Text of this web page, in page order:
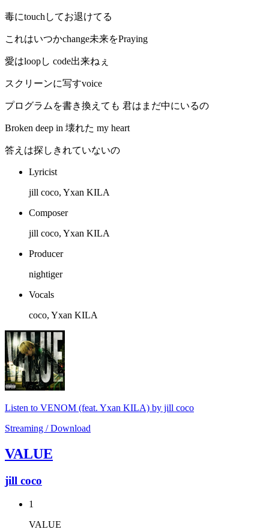
毒にtouchしてお退けてる
これはいつかchange未来をPraying
愛はloopし code出来ねぇ
スクリーンに写すvoice
プログラムを書き換えても 君はまだ中にいるの
Broken deep in 壊れた my heart
答えは探しきれていないの
Lyricist
jill coco, Yxan KILA
Composer
jill coco, Yxan KILA
Producer
nightiger
Vocals
coco, Yxan KILA
Listen to VENOM (feat. Yxan KILA) by jill coco
Streaming / Download
VALUE
jill coco
1
VALUE